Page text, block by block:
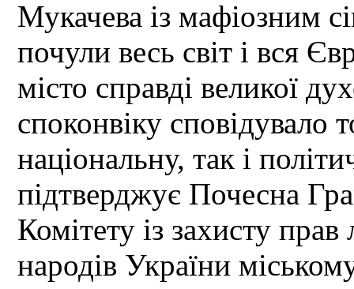
Мукачева із мафіозним
почули весь світ і вся
місто справді великої
споконвіку сповідувало
національну, так і
підтверджує Почесна
Комітету із захисту
народів України